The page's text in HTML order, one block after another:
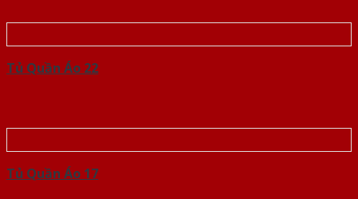
Tủ Quần Áo 22
Tủ Quần Áo 17